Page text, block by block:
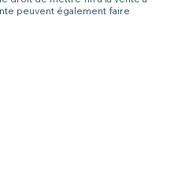
peuvent également faire